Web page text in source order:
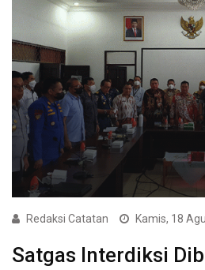
Redaksi Catatan Kamis, 18
Satgas Interdiksi